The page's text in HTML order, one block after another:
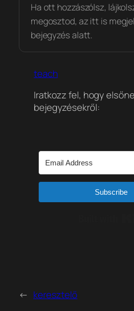
Ha ott hozzászólsz,
megosztod, az itt is
bejegyzés alatt.
teach
Iratkozz fel, hogy
bejegyzésekről:
Subscribe
← keresztelő